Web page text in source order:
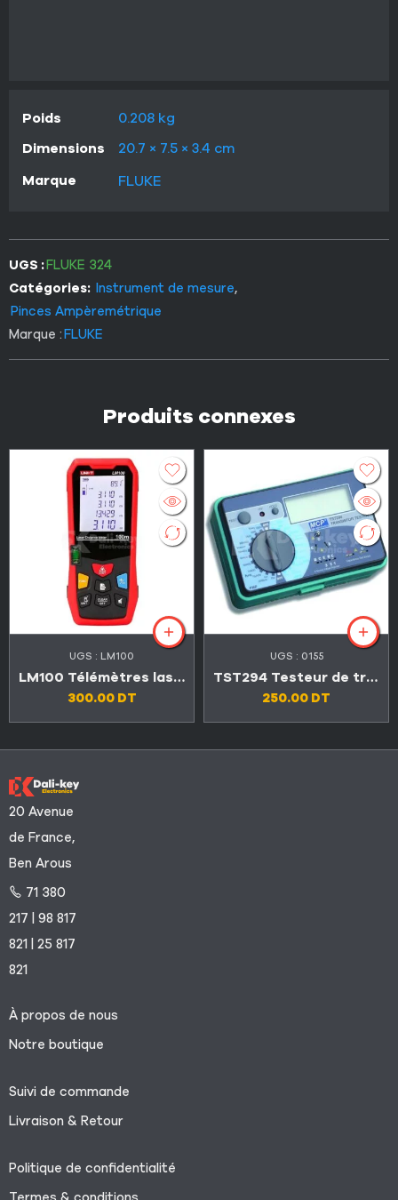
Poids
0.208 kg
Dimensions
20.7 × 7.5 × 3.4 cm
Marque
FLUKE
UGS :FLUKE 324
Catégories: Instrument de mesure,
Pinces Ampèremétrique
Marque :FLUKE
Produits connexes
UGS : LM100
LM100 Télémètres laser professionnels 100 mètres avec niveaux à bulle
300.00 DT
UGS : 0155
TST294 Testeur de transistor
250.00 DT
20 Avenue
de France,
Ben Arous
71 380
217 | 98 817
821 | 25 817
821
À propos de nous
Notre boutique
Suivi de commande
Livraison & Retour
Politique de confidentialité